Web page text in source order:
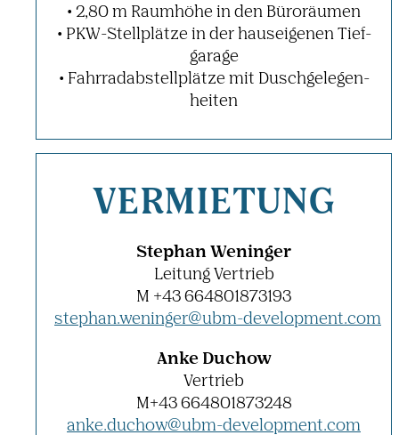
• 2,80 m Raum­höhe in den Büro­räumen
• PKW-Stell­plätze in der haus­ei­genen Tief­
ga­rage
• Fahr­rad­ab­stell­plätze mit Dusch­ge­le­gen­
heiten
VERMIE­TUNG
Stephan Weninger
Leitung Vertrieb
M +43 664801873193
stephan.​weninger@​ubm-​development.​com
Anke Duchow
Vertrieb
M+43 664801873248
anke.​duchow@​ubm-​development.​com